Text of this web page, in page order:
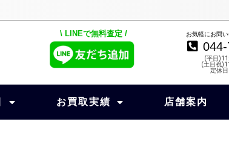
\ LINEで無料査定 / お気軽にお問
(平日
(土日祝
定休
お買取実績 店舗案内